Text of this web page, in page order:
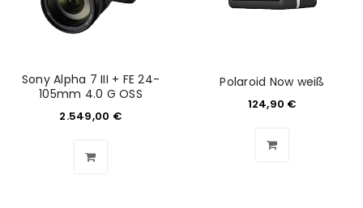
Anmeldeformular geschützt durch
REGISTRIEREN
Sony Alpha 7 III + FE 24-
105mm 4.0 G OSS
2.549,00 €
Polaroid Now weiß
124,90 €